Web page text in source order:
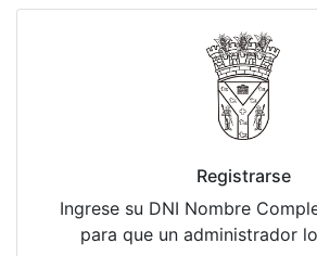
Registrarse
Ingrese su DNI Nombre
para que un administrador